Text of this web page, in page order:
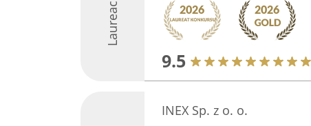
Laureaci
9.5
INEX Sp. z o. o.